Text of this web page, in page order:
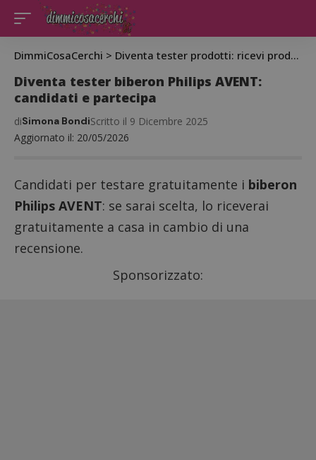
DimmiCosaCerchi > Diventa tester prodotti: ricevi prodotti gratis da testare
Diventa tester biberon Philips AVENT:
candidati e partecipa
Aggiornato il: 20/05/2026
diSimona BondiScritto il 9 Dicembre 2025
Candidati per testare gratuitamente i biberon
Philips AVENT: se sarai scelta, lo riceverai
gratuitamente a casa in cambio di una
recensione.
Sponsorizzato: